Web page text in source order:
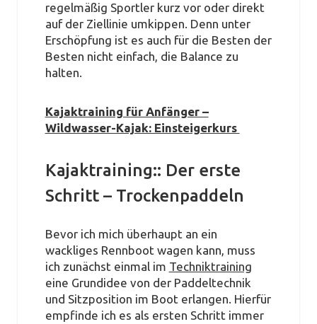
regelmäßig Sportler kurz vor oder direkt
auf der Ziellinie umkippen. Denn unter
Erschöpfung ist es auch für die Besten der
Besten nicht einfach, die Balance zu
halten.
Kajaktraining für Anfänger –
Wildwasser-Kajak: Einsteigerkurs
Kajaktraining:: Der erste
Schritt – Trockenpaddeln
Bevor ich mich überhaupt an ein
wackliges Rennboot wagen kann, muss
ich zunächst einmal im Techniktraining
eine Grundidee von der Paddeltechnik
und Sitzposition im Boot erlangen. Hierfür
empfinde ich es als ersten Schritt immer